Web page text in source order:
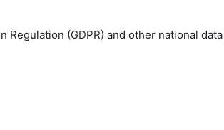
(GDPR) and other national